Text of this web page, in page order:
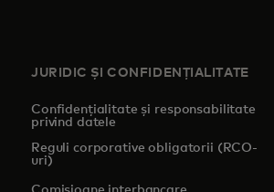
JURIDIC ȘI CONFIDENȚIALITATE
Confidențialitate și responsabilitate
privind datele
Reguli corporative obligatorii (RCO-
uri)